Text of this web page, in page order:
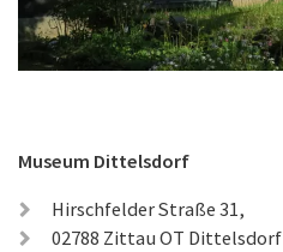
Museum Dittelsdorf
Hirschfelder Straße 31,
02788 Zittau OT Dittelsdorf